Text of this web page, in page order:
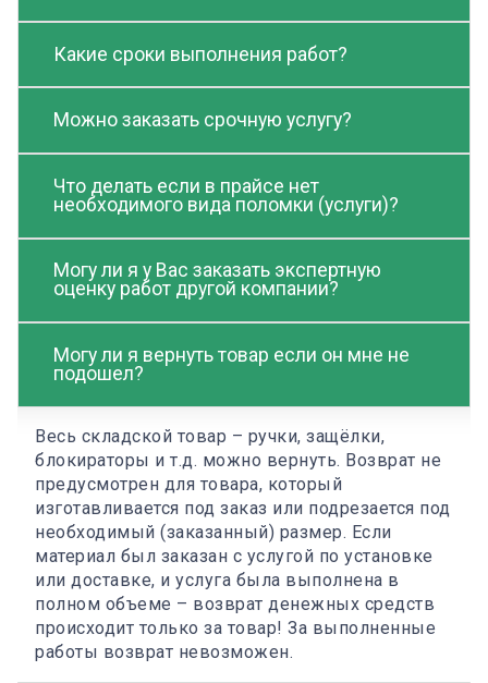
Какие сроки выполнения работ?
Можно заказать срочную услугу?
Что делать если в прайсе нет
необходимого вида поломки (услуги)?
Могу ли я у Вас заказать экспертную
оценку работ другой компании?
Могу ли я вернуть товар если он мне не
подошел?
Весь складской товар – ручки, защёлки,
блокираторы и т.д. можно вернуть. Возврат не
предусмотрен для товара, который
изготавливается под заказ или подрезается под
необходимый (заказанный) размер. Если
материал был заказан с услугой по установке
или доставке, и услуга была выполнена в
полном объеме – возврат денежных средств
происходит только за товар! За выполненные
работы возврат невозможен.